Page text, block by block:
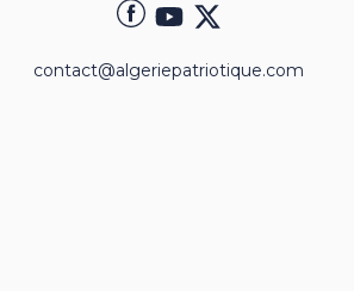
contact@algeriepatriotique.com